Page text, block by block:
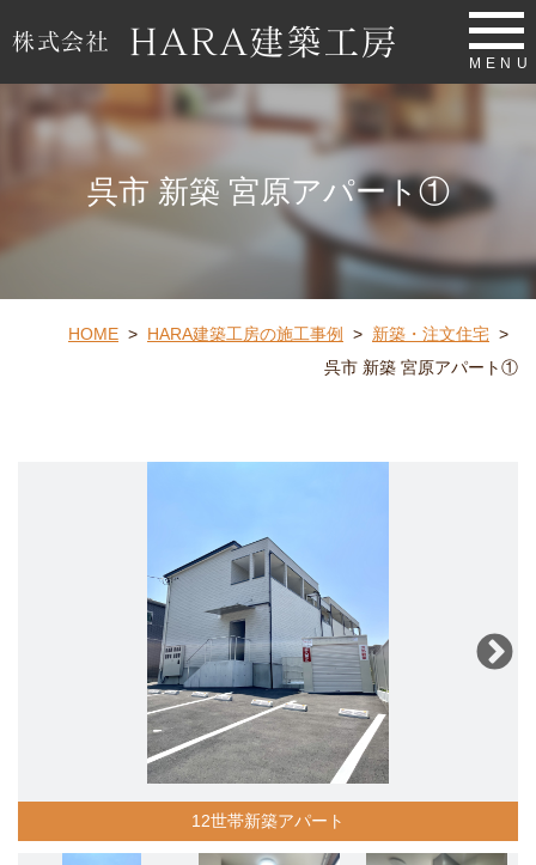
MENU
呉市 新築 宮原アパート①
HOME > HARA建築工房の施工事例 > 新築・注文住宅 >
呉市 新築 宮原アパート①
12世帯新築アパート
明るい色のフローリング
カウンターキッチンで使いやすく
一人暮らしサイズのキッチン